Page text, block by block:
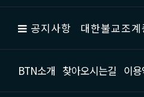
공지사항 대한불교조
BTN소개 찾아오시는길 이